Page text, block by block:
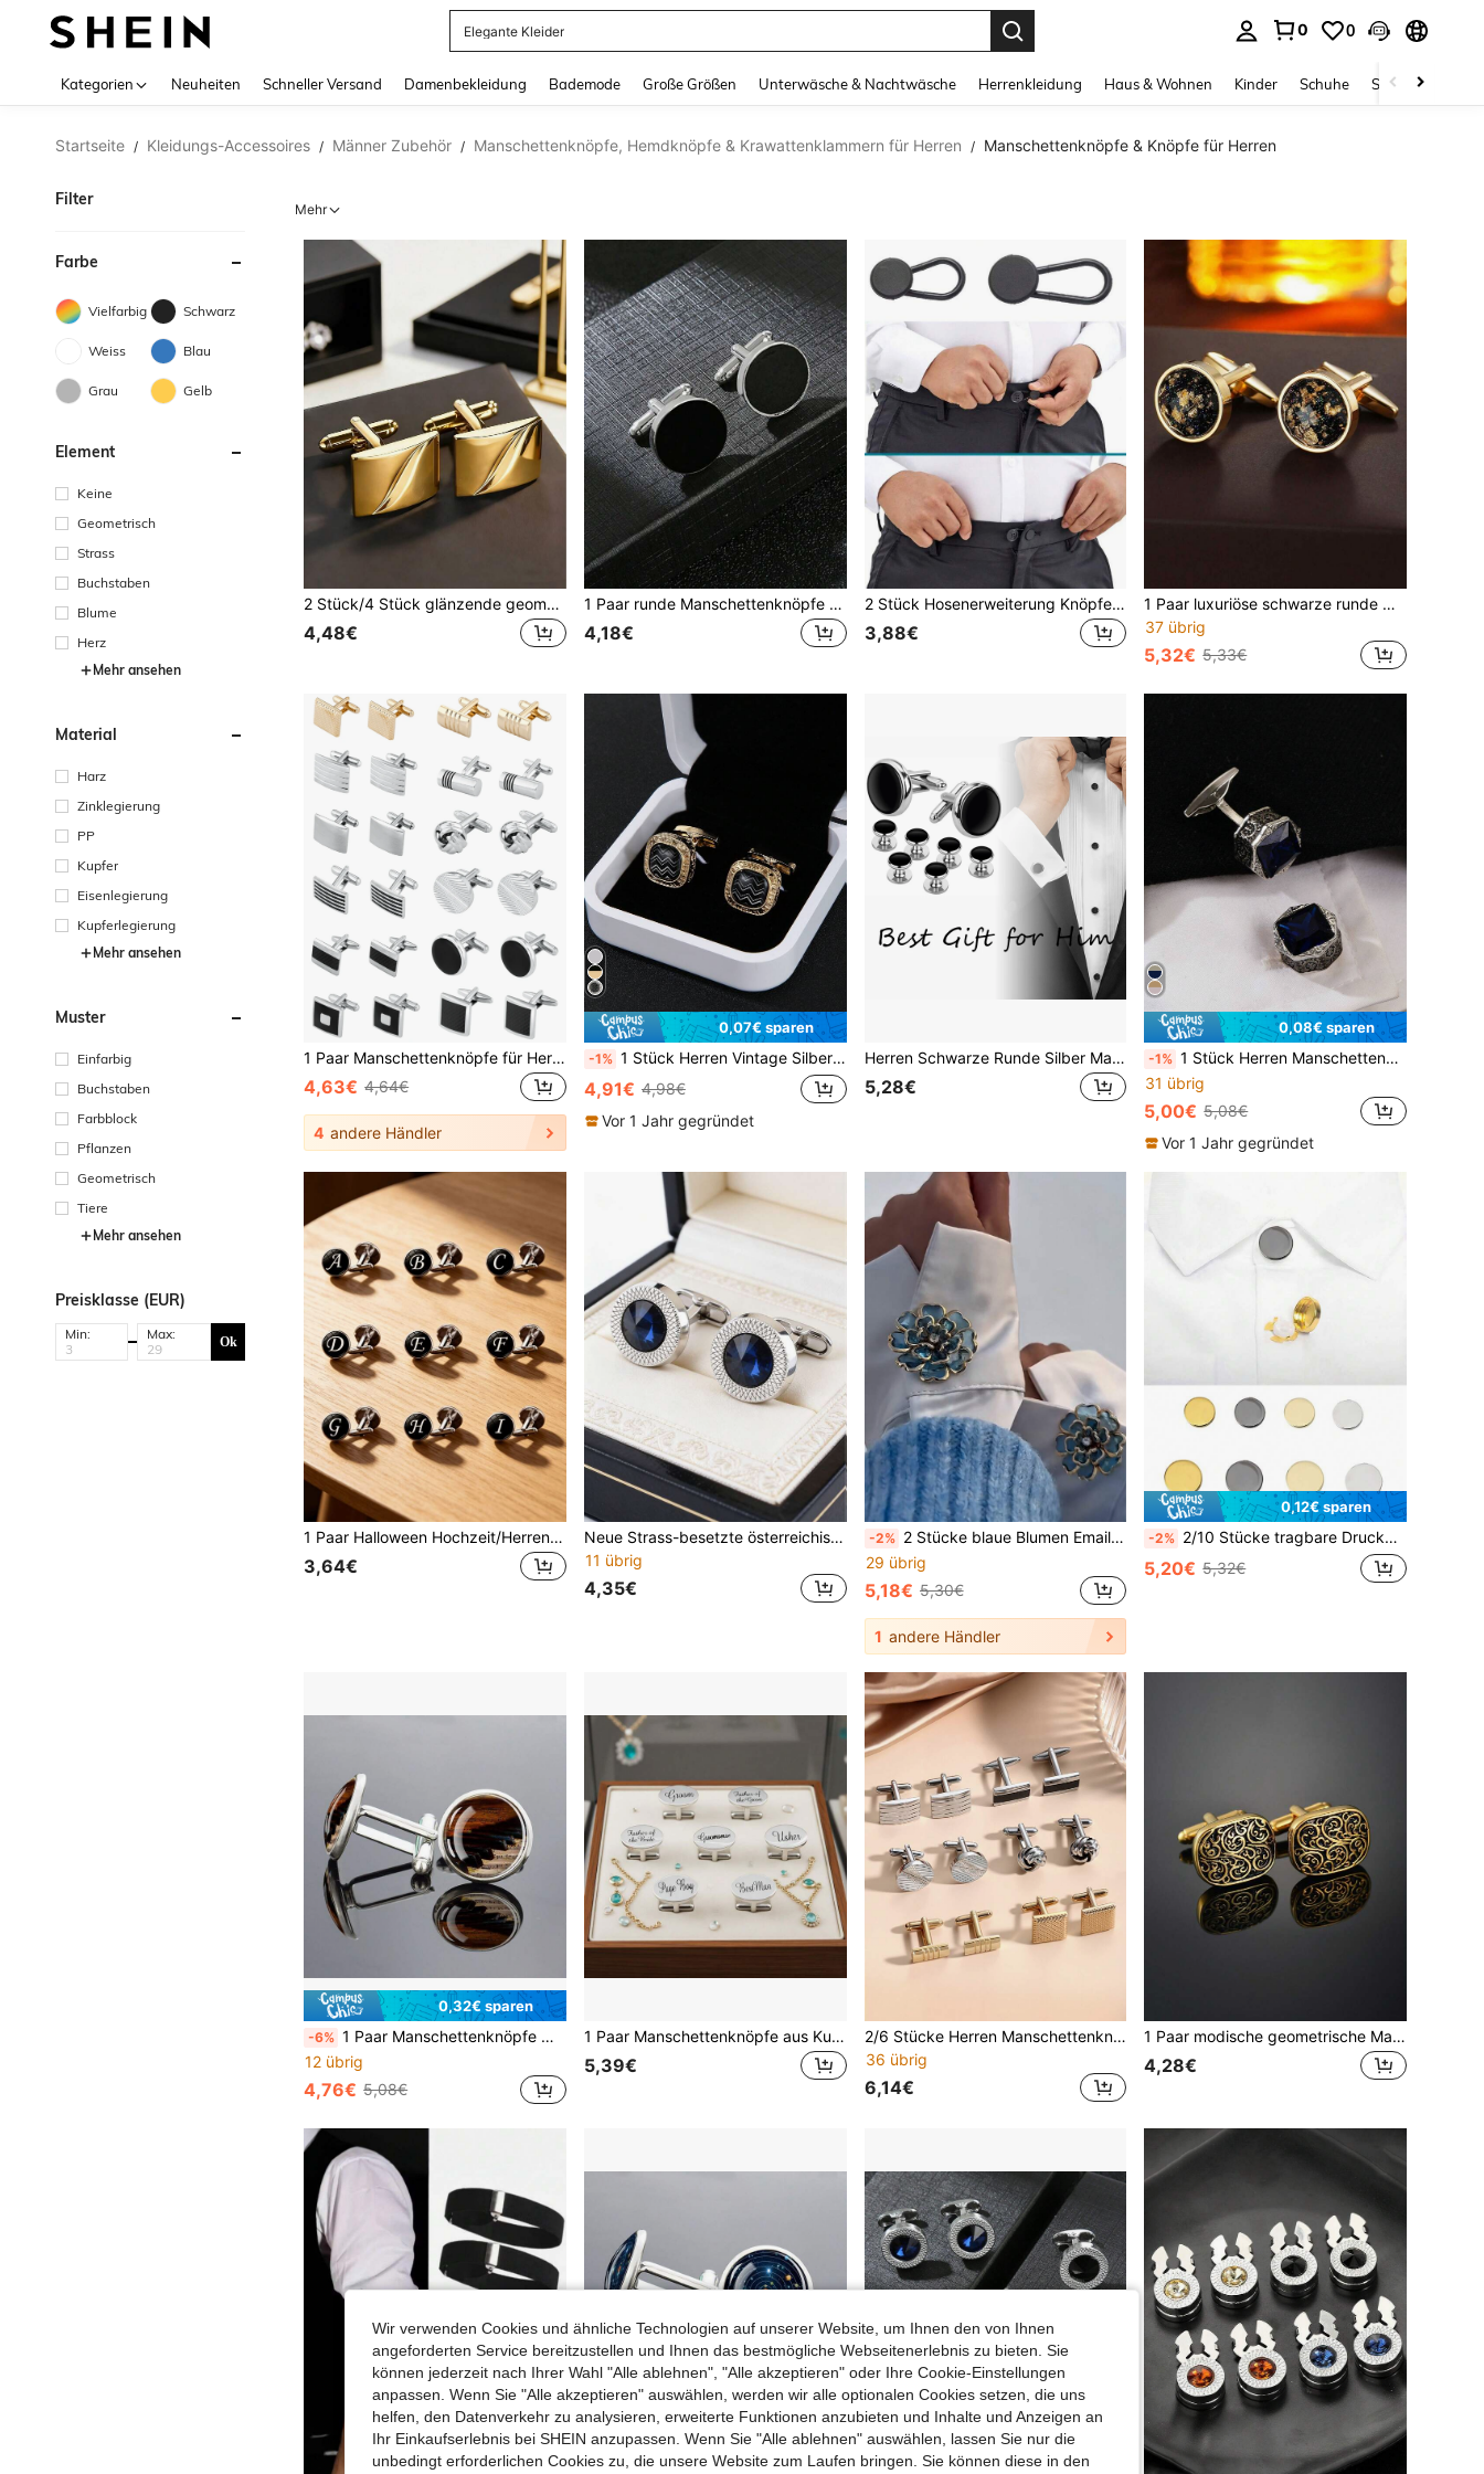
Sommerkleid Damen
0 0
Kategorien Neuheiten Schneller Versand Damenbekleidung Bademode Große Größen Unterwäsche & Nachtwäsche Herrenkleidung Haus & Wohnen Kinder Schuhe Schmuck &
Startseite / Kleidungs-Accessoires / Männer Zubehör / Manschettenknöpfe, Hemdknöpfe & Krawattenklammern für Herren / Manschettenknöpfe & Knöpfe für Herren
Filter
Farbe
Vielfarbig Schwarz
Weiss Blau
Grau Gelb
Element
Keine
Geometrisch
Strass
Buchstaben
Blume
Herz
Mehr ansehen
Material
Harz
Zinklegierung
PP
Kupfer
Eisenlegierung
Kupferlegierung
Mehr ansehen
Muster
Einfarbig
Buchstaben
Farbblock
Pflanzen
Geometrisch
Tiere
Mehr ansehen
Preisklasse (EUR)
Min: Max: Ok
Mehr
2 Stück/4 Stück glänzende geometrische Kupfer Manschettenknöpfe, Gold- & Silberfarben Französische Hemd Manschettenknöpfe für Herren, geeignet für Party, Verlobung, Geschäft, Alltag
4,48€
1 Paar runde Manschettenknöpfe aus Legierung mit Emaille, modische schwarze Farbe, elegant für Schule, Lässig, Business, Hochzeit, Geschenk für Bräutigam & Trauzeugen
4,18€
2 Stück Hosenerweiterung Knöpfe in Schwarz, glatte Gummi Multifunktions Taillenerweiterung, ideales Geschenk für Männer Schule, elegant, Lässig, Business, Hochzeitssaison Geschenk für Bräutigam & Trauzeugen
3,88€
1 Paar luxuriöse schwarze runde Manschettenknöpfe mit Goldfolie und Sternenhimmel-Design, vergoldete französische Hemdenmanschettenknöpfe für Herren, elegante Business- und Hochzeits-Formalzubehör
37 übrig
5,32€ 5,33€
1 Paar Manschettenknöpfe für Herren, klassischer Ton, Manschettenknöpfe silber, gold und schwarz gestreift, Scheibe, quadratisch, rechteckig, Hemden, Anzüge, Herren Manschettenknöpfe für Hochzeit, Bräutigam, Business & Vater, elegantes Geschenk, Schule
4,63€ 4,64€
4 andere Händler
0,07€ sparen
-1% 1 Stück Herren Vintage Silber Metall Rund Wellenstreifen Manschettenknöpfe, verstellbares Hemd Ärmel Manschetten Accessoire für lässigen Alltag, Halloween, Schule, elegante Geschäftskleidung, Hochzeitssaison Geschenk für Bräutigam & Trauzeugen
4,91€ 4,98€
Vor 1 Jahr gegründet
Herren Schwarze Runde Silber Manschettenknöpfe & Hemdenknöpfe Set, Formelle Hochzeit Business Schmuck Geschenk für Ihn
5,28€
0,08€ sparen
-1% 1 Stück Herren Manschettenknöpfe aus Silberlegierung mit tiefblauem Saphir, abnehmbar und befestbar, geeignet für Party und formelle Anlässe, elegant, Lässig, Business, Hochzeitssaison, Geschenk für Bräutigam & Trauzeugen
31 übrig
5,00€ 5,08€
Vor 1 Jahr gegründet
1 Paar Halloween Hochzeit/Herren 26 Englische Buchstaben Zeit Edelstein Manschettenknöpfe, modische kreative Accessoires für französisches Hemd, Hochzeitssaison Bräutigam Manschettenknöpfe
3,64€
Neue Strass-besetzte österreichische Kristall Manschettenknöpfe, minimalistisches Cut Out Twist-Design, geeignet für Hochzeiten, Partys, Feiertage und den täglichen Gebrauch
11 übrig
4,35€
-2% 2 Stücke blaue Blumen Emaille Knopfabdeckungen, abnehmbare Clip-On Manschettenknöpfe, elegante Blumen Hemdverzierungen, ohne Nähen abnehmbare Knöpfe für Blusen, modischer Schmuckzubehör für Frauen
29 übrig
5,18€ 5,30€
1 andere Händler
0,12€ sparen
-2% 2/10 Stücke tragbare Druckknopf dekorative Schnalle Hemdenknopf Manschettenknopf DIY dekorative Schnalle Basis
5,20€ 5,32€
0,32€ sparen
-6% 1 Paar Manschettenknöpfe mit Glaseinlage, Klaviertasten und Musiknoten, elegantes Herren-Geschenk, formelles Kleidungszubehör, klassisches Design, anspruchsvoller Stil
12 übrig
4,76€ 5,08€
1 Paar Manschettenknöpfe aus Kupfer, Hochzeitsserie, Bräutigam, Braut, Schwiegervater, Schwiegermutter, Cousins, Name, französische Hemdenmanschettenknöpfe
5,39€
2/6 Stücke Herren Manschettenknöpfe Silber Schwarz Manschettenknöpfe Premium Stahl Schmuck Elegant und Klassisch Set Ideal für Hochzeit, Party, Zeremonie
36 übrig
6,14€
1 Paar modische geometrische Manschettenknöpfe, stilvolles Accessoire als Geschenk für Männer, elegant für Schule, Lässig, Business und Hochzeitssaison, Geschenk für Bräutigam & Trauzeugen
4,28€
0,39€ sparen
Wir verwenden Cookies und ähnliche Technologien auf unserer Website, um Ihnen den von Ihnen
angeforderten Service bereitzustellen und Ihnen das bestmögliche Webseitenerlebnis zu bieten. Sie
können jederzeit nach Ihrer Wahl "Alle ablehnen", "Alle akzeptieren" oder Ihre Cookie-Einstellungen
anpassen. Wenn Sie "Alle akzeptieren" auswählen, werden wir alle optionalen Cookies setzen, die uns
helfen, den Datenverkehr zu analysieren, erweiterte Funktionen anzubieten und Inhalte und Anzeigen an
Ihr Einkaufserlebnis bei SHEIN anzupassen. Wenn Sie "Alle ablehnen" auswählen, lassen Sie nur die
unbedingt erforderlichen Cookies zu, die unsere Website zum Laufen bringen. Sie können diese in den